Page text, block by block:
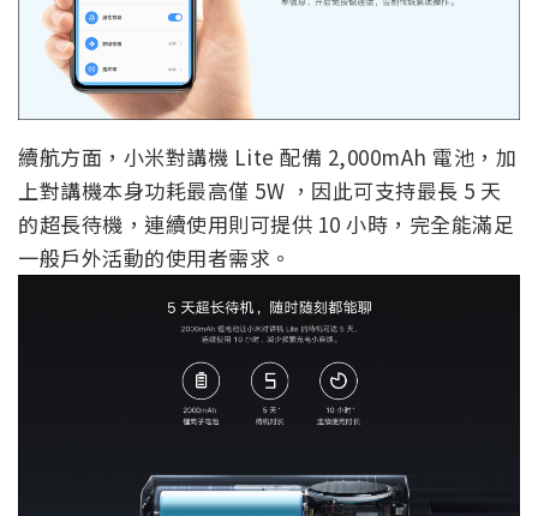
續航方面，小米對講機 Lite 配備 2,000mAh 電池，加
上對講機本身功耗最高僅 5W ，因此可支持最長 5 天
的超長待機，連續使用則可提供 10 小時，完全能滿足
一般戶外活動的使用者需求。